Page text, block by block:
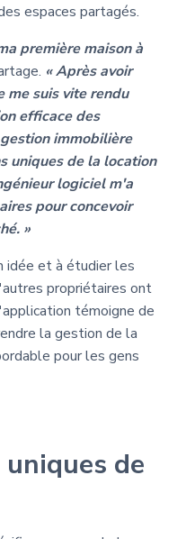
espaces partagés.
première maison à
« Après avoir
me suis vite rendu
efficace des
immobilière
uniques de la location
logiciel m'a
pour concevoir
»
idée et à étudier les
propriétaires ont
témoigne de
la gestion de la
pour les gens
de